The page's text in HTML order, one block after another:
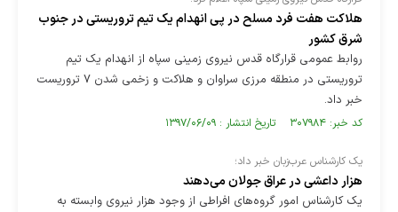
هلاکت هفت فرد مسلح در پی انهدام یک تیم تروریستی در جنوب
شرق کشور
روابط عمومی قرارگاه قدس نیروی زمینی سپاه از انهدام یک تیم
تروریستی در منطقه مرزی سراوان و هلاکت و زخمی شدن ۷ تروریست
خبر داد.
کد خبر: ۳۰۷۹۸۴ تاریخ انتشار : ۱۳۹۷/۰۶/۰۹
یک کارشناس عرب‌زبان خبر داد؛
هزار داعشی در عراق جولان می‌دهند
یک کارشناس امور گروه‌های افراطی از وجود هزار نیروی وابسته به